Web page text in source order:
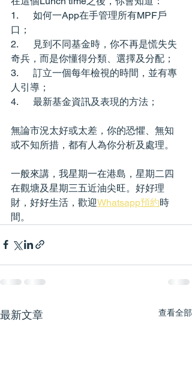
1.      如何一App在手管理所有MPF戶
口；
2.      見到不同基金時，你不再是慌失失
奇兵，而是你懂得分類、選擇及分配；
3.      訂立一個每年檢視的時間，並有專
人引導；
4.      最新基金資訊及表現的方法；
無論市況太好或太差，你的恐懼、無知
或不知所措，都有人為你分析及處理。
一般來講，我星期一在港島，星期二四
在觀塘及星期三五近油尖旺。好好理
財，好好生活，歡迎Whatsapp預約時
間。
最新文章 查看全部